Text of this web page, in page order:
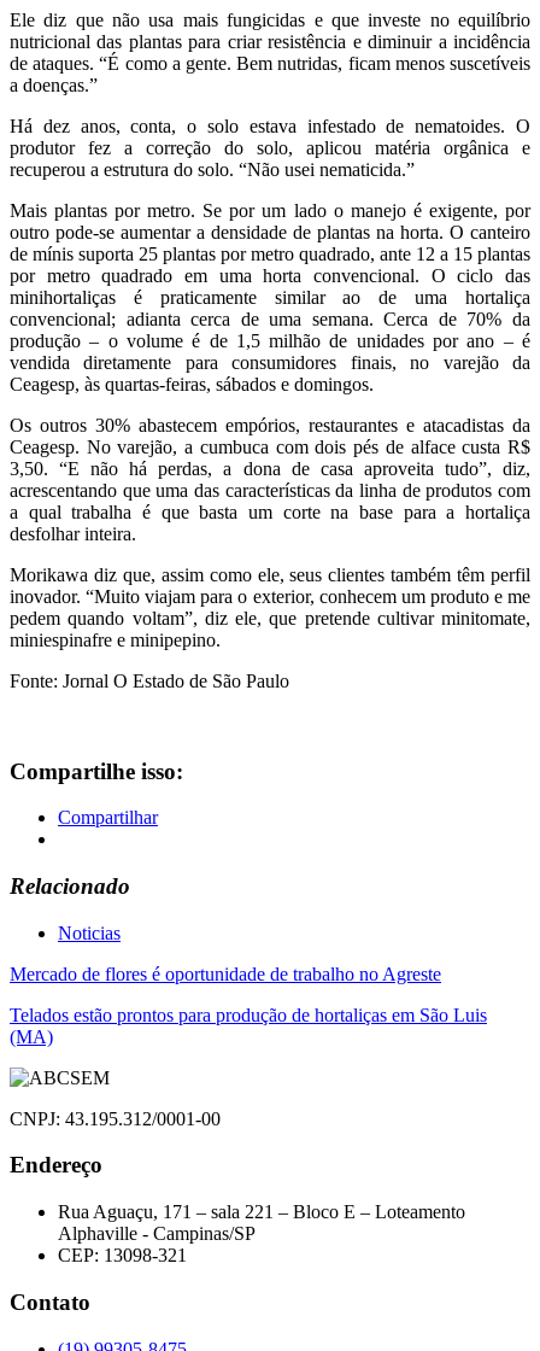
Ele diz que não usa mais fungicidas e que investe no equilíbrio
nutricional das plantas para criar resistência e diminuir a incidência
de ataques. “É como a gente. Bem nutridas, ficam menos suscetíveis
a doenças.”
Há dez anos, conta, o solo estava infestado de nematoides. O
produtor fez a correção do solo, aplicou matéria orgânica e
recuperou a estrutura do solo. “Não usei nematicida.”
Mais plantas por metro. Se por um lado o manejo é exigente, por
outro pode-se aumentar a densidade de plantas na horta. O canteiro
de mínis suporta 25 plantas por metro quadrado, ante 12 a 15 plantas
por metro quadrado em uma horta convencional. O ciclo das
minihortaliças é praticamente similar ao de uma hortaliça
convencional; adianta cerca de uma semana. Cerca de 70% da
produção – o volume é de 1,5 milhão de unidades por ano – é
vendida diretamente para consumidores finais, no varejão da
Ceagesp, às quartas-feiras, sábados e domingos.
Os outros 30% abastecem empórios, restaurantes e atacadistas da
Ceagesp. No varejão, a cumbuca com dois pés de alface custa R$
3,50. “E não há perdas, a dona de casa aproveita tudo”, diz,
acrescentando que uma das características da linha de produtos com
a qual trabalha é que basta um corte na base para a hortaliça
desfolhar inteira.
Morikawa diz que, assim como ele, seus clientes também têm perfil
inovador. “Muito viajam para o exterior, conhecem um produto e me
pedem quando voltam”, diz ele, que pretende cultivar minitomate,
miniespinafre e minipepino.
Fonte: Jornal O Estado de São Paulo
Compartilhe isso:
Compartilhar
Relacionado
Noticias
Navegação
de
Post
Mercado de flores é oportunidade de trabalho no Agreste
Telados estão prontos para produção de hortaliças em São Luis
(MA)
CNPJ: 43.195.312/0001-00
Endereço
Rua Aguaçu, 171 – sala 221 – Bloco E – Loteamento
Alphaville - Campinas/SP
CEP: 13098-321
Contato